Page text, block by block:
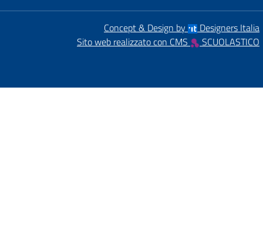
Concept & Design by
Designers Italia
Sito web realizzato con CMS
SCUOLASTICO